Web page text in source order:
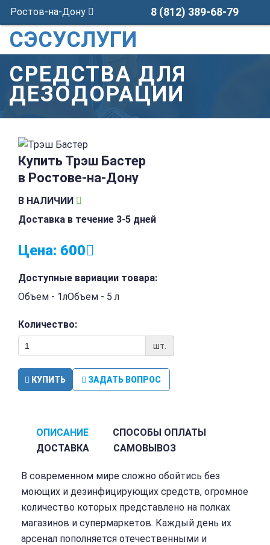
Ростов-на-Дону 8 (812) 389-68-79
СЭСУСЛУГИ
СРЕДСТВА ДЛЯ
ДЕЗОДОРАЦИИ
Купить Трэш Бастер
в Ростове-на-Дону
В НАЛИЧИИ
Доставка в течение 3-5 дней
Цена: 600
Доступные вариации товара:
Объем - 1лОбъем - 5 л
Количество:
шт.
КУПИТЬ ЗАДАТЬ ВОПРОС
ОПИСАНИЕ
СПОСОБЫ ОПЛАТЫ
ДОСТАВКА
САМОВЫВОЗ
В современном мире сложно обойтись без
моющих и дезинфицирующих средств, огромное
количество которых представлено на полках
магазинов и супермаркетов. Каждый день их
арсенал пополняется отечественными и